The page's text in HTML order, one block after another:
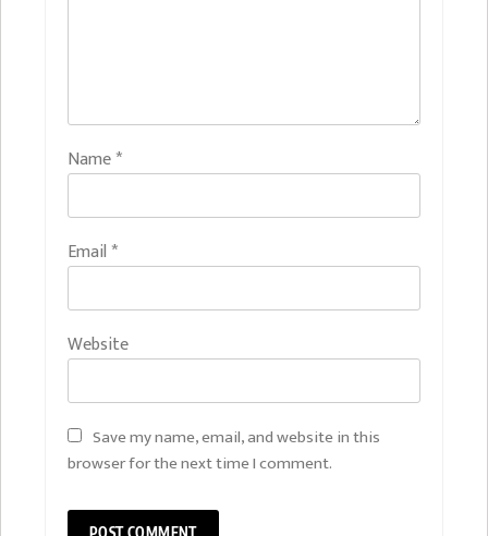
Name*
Email *
Website
Save my name, email, and website in this
browser for the next time I comment.